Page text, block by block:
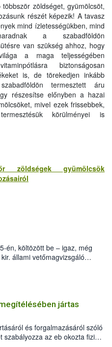
zöldséget, gyümölcsöt,
részét képezik! A tavasz
mind ízletességükben, mind
a szabadföldön
van szükség ahhoz, hogy
a maga teljességében
biztonságosan
is, de törekedjen inkább
termesztett áru
részesítse előnyben a hazai
mivel ezek frissebbek,
körülményei is
zöldségek gyümölcsök
én, költözött be – igaz, még
állami vetőmagvizsgáló
alatti, Czigler Győző által
jártas
és forgalmazásáról szóló
az eb okozta fizikai